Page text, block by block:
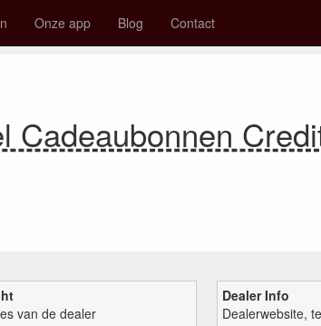
Onze app Blog Contact
Cadeaubonnen
van de dealer
Dealer Info
Dealerwebsite,